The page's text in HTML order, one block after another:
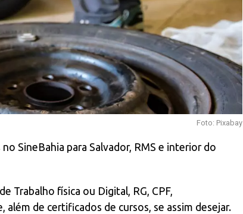
Foto: Pixabay
SineBahia para Salvador, RMS e interior do
Trabalho física ou Digital, RG, CPF,
de certificados de cursos, se assim desejar.